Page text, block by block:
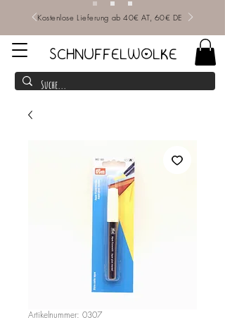
Kostenlose Lieferung ab 40€ AT, 60€ DE
SCHNUFFELWOLKE
Artikelnummer: 0307